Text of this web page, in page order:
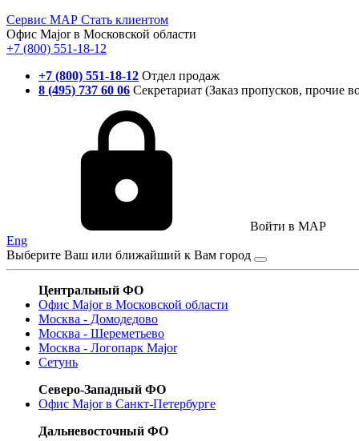
Сервис МАР Стать клиентом
Офис Major в Московской области
+7 (800) 551-18-12
+7 (800) 551-18-12 Отдел продаж
8 (495) 737 60 06 Секретариат (Заказ пропусков, прочие
Войти в MAP
Eng
Выберите Ваш или ближайший к Вам город
Центральный ФО
Офис Major в Московской области
Москва - Домодедово
Москва - Шереметьево
Москва - Логопарк Major
Сетунь
Северо-Западный ФО
Офис Major в Санкт-Петербурге
Дальневосточный ФО